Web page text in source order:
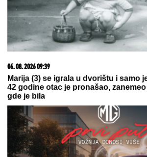
"ČULI SMO
otkrile detalje
Novom Beogradu:
izbegavali..."